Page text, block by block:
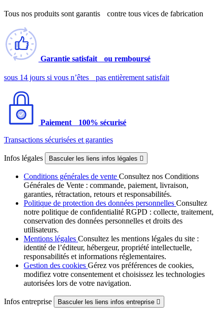
Tous nos produits sont garantis contre tous vices de fabrication
Garantie satisfait ou remboursé
sous 14 jours si vous n’êtes pas entièrement satisfait
Paiement 100% sécurisé
Transactions sécurisées et garanties
Infos légales Basculer les liens infos légales 
Conditions générales de vente Consultez nos Conditions
Générales de Vente : commande, paiement, livraison,
garanties, rétractation, retours et responsabilités.
Politique de protection des données personnelles Consultez
notre politique de confidentialité RGPD : collecte, traitement,
conservation des données personnelles et droits des
utilisateurs.
Mentions légales Consultez les mentions légales du site :
identité de l’éditeur, hébergeur, propriété intellectuelle,
responsabilités et informations réglementaires.
Gestion des cookies Gérez vos préférences de cookies,
modifiez votre consentement et choisissez les technologies
autorisées lors de votre navigation.
Infos entreprise Basculer les liens infos entreprise 